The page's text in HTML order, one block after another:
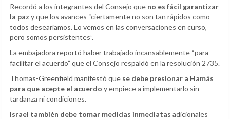
Recordó a los integrantes del Consejo que no es fácil garantizar
la paz y que los avances “ciertamente no son tan rápidos como
todos desearíamos. Lo vemos en las conversaciones en curso,
pero somos persistentes”.
La embajadora reportó haber trabajado incansablemente “para
facilitar el acuerdo” que el Consejo respaldó en la resolución 2735.
Thomas-Greenfield manifestó que se debe presionar a Hamás
para que acepte el acuerdo y empiece a implementarlo sin
tardanza ni condiciones.
Israel también debe tomar medidas inmediatas adicionales